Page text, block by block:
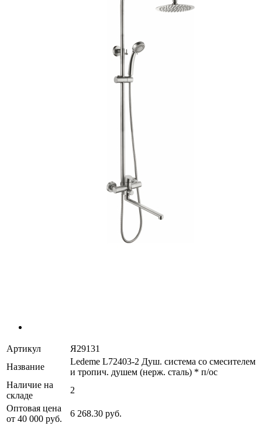
Артикул
Я29131
Название
Ledeme L72403-2 Душ. система со смесителем
и тропич. душем (нерж. сталь) * п/ос
Наличие на
складе
2
Оптовая цена
от 40 000 руб.
6 268.30 руб.